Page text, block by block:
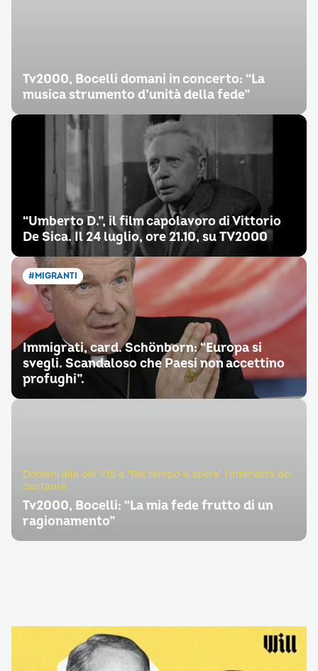
Tv2000, Bocelli domani in concerto: “La
musica strumento d’unità della fede”
“Umberto D.”, il film capolavoro di Vittorio
De Sica. Il 24 luglio, ore 21.10, su TV2000
#MIGRANTI
Immigrati, card. Schönborn: “Europa si
svegli. Scandaloso che Paesi non accettino
profughi”.
Domani alle ore 9.15 a "Bel tempo si spera" l’intervista del
cantante
Tv2000, Bocelli: “La mia fede frutto di un
ragionamento”